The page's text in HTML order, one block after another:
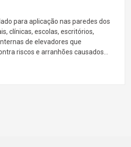
para aplicação nas paredes dos
clínicas, escolas, escritórios,
de elevadores que
riscos e arranhões causados